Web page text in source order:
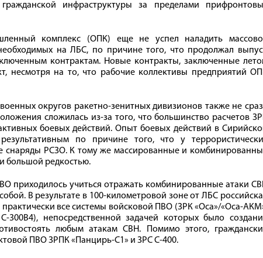
инфраструктуры за пределами
комплекс (ОПК) еще не успел наладить
на ЛБС, по причине того, что продолжал
контрактам. Новые контракты, заключенные
несмотря на то, что рабочие коллективы предприятий
округов ракетно-зенитных дивизионов также не
сложилась из-за того, что большинство расчетов
боевых действий. Опыт боевых действий в
по причине того, что у
РСЗО. К тому же массированные и
большой редкостью.
приходилось учиться отражать комбинированные атаки
В результате в 100‑километровой зоне от ЛБС
все системы войсковой ПВО (ЗРК «Оса»/«Оса-
непосредственной задачей которых было
любым атакам СВН. Помимо этого,
ПВО ЗРПК «Панцирь-С1» и ЗРС С‑400.